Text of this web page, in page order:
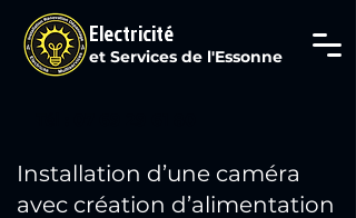
Electricité
et Services de l'Essonne
Installation d’une caméra
avec création d’alimentation